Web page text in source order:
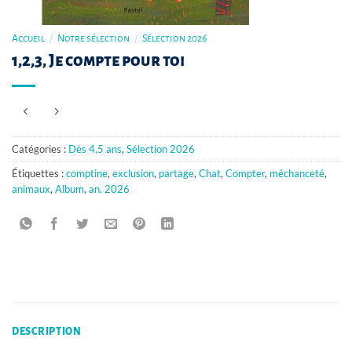
Accueil / Notre sélection / Sélection 2026
1,2,3, Je compte pour toi
Catégories : Dès 4,5 ans,Sélection 2026
Étiquettes :comptine,exclusion, partage,Chat,Compter, méchanceté,
animaux,Album,an. 2026
DESCRIPTION